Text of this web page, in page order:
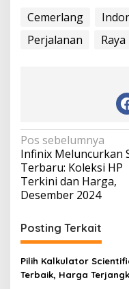
Cemerlang
Perjalanan
Raya
N
a
v
i
g
a
s
i
Pos sebelumnya
Infinix Meluncurkan
Terbaru: Koleksi HP
Terkini dan Harga,
Desember 2024
Posting Terkait
Pilih Kalkulator
Terbaik, Harga